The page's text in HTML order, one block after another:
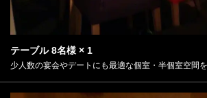
テーブル8名様 × 1
少人数の宴会やデートにも最適な個室・半個室空間